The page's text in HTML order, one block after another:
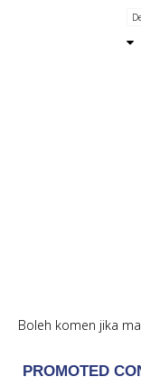
Boleh komen jika